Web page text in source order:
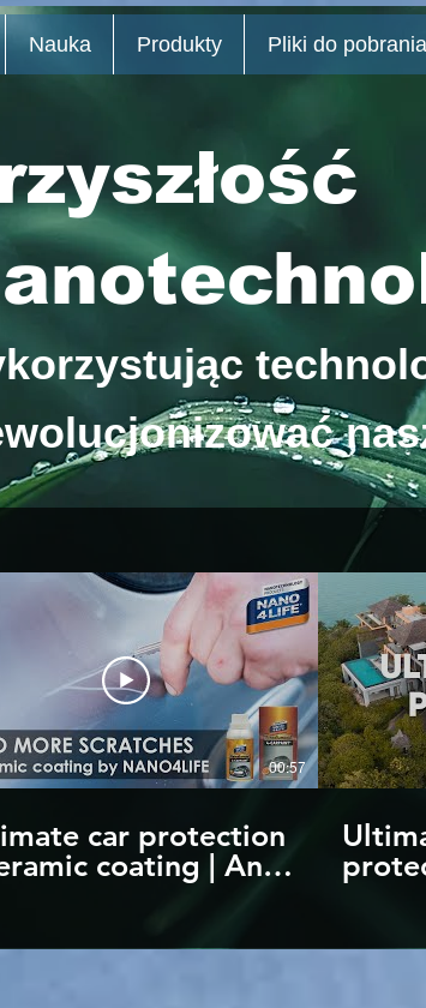
00:57
car protection
coating | Anti-
protection up
Nauka Produkty Pliki do pobrania